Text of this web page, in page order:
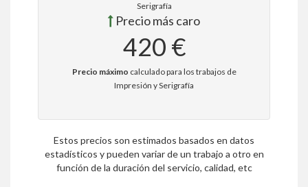
Serigrafía
Precio más caro
420 €
Precio máximo calculado para los trabajos de
Impresión y Serigrafía
Estos precios son estimados basados en datos
estadísticos y pueden variar de un trabajo a otro en
función de la duración del servicio, calidad, etc